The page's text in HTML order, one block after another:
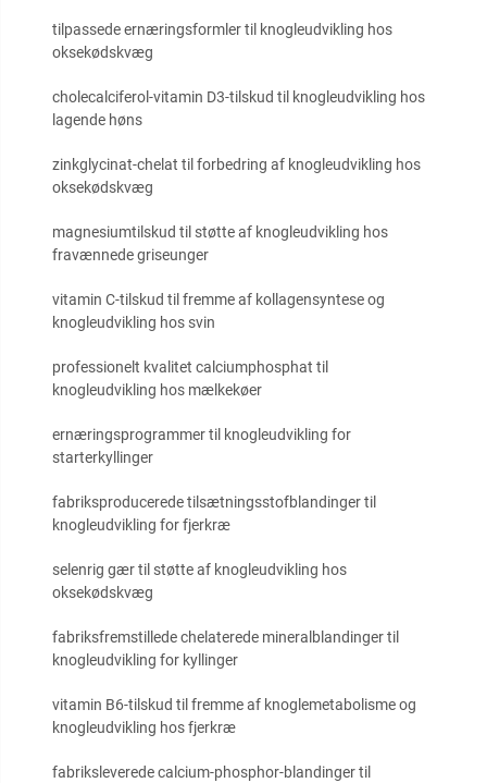
tilpassede ernæringsformler til knogleudvikling hos
oksekødskvæg
cholecalciferol-vitamin D3-tilskud til knogleudvikling hos
lagende høns
zinkglycinat-chelat til forbedring af knogleudvikling hos
oksekødskvæg
magnesiumtilskud til støtte af knogleudvikling hos
fravænnede griseunger
vitamin C-tilskud til fremme af kollagensyntese og
knogleudvikling hos svin
professionelt kvalitet calciumphosphat til
knogleudvikling hos mælkekøer
ernæringsprogrammer til knogleudvikling for
starterkyllinger
fabriksproducerede tilsætningsstofblandinger til
knogleudvikling for fjerkræ
selenrig gær til støtte af knogleudvikling hos
oksekødskvæg
fabriksfremstillede chelaterede mineralblandinger til
knogleudvikling for kyllinger
vitamin B6-tilskud til fremme af knoglemetabolisme og
knogleudvikling hos fjerkræ
fabriksleverede calcium-phosphor-blandinger til